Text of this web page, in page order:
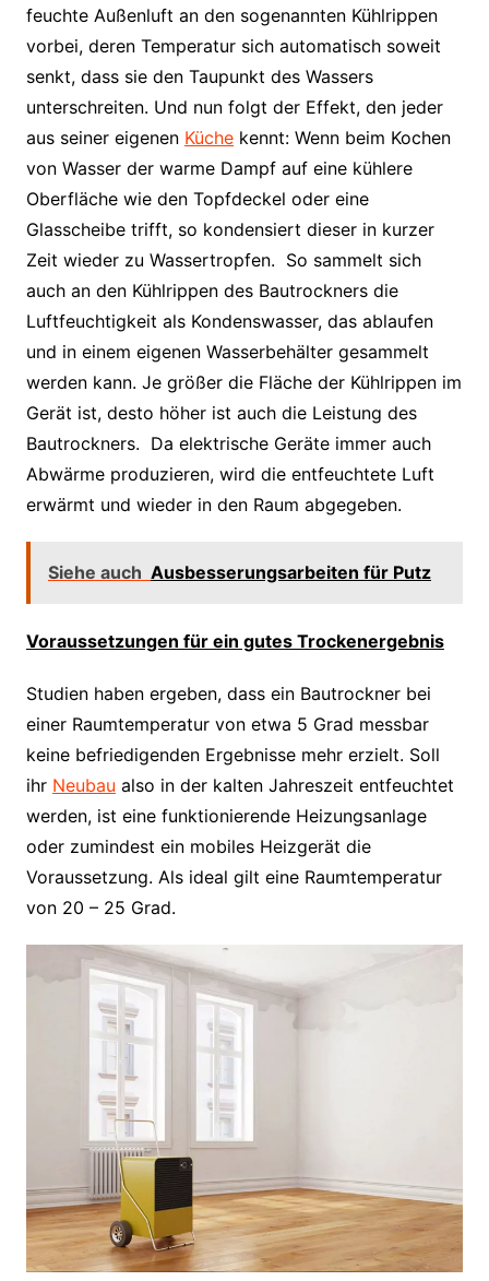
feuchte Außenluft an den sogenannten Kühlrippen
vorbei, deren Temperatur sich automatisch soweit
senkt, dass sie den Taupunkt des Wassers
unterschreiten. Und nun folgt der Effekt, den jeder
aus seiner eigenen Küchekennt: Wenn beim Kochen
von Wasser der warme Dampf auf eine kühlere
Oberfläche wie den Topfdeckel oder eine
Glasscheibe trifft, so kondensiert dieser in kurzer
Zeit wieder zu Wassertropfen. So sammelt sich
auch an den Kühlrippen des Bautrockners die
Luftfeuchtigkeit als Kondenswasser, das ablaufen
und in einem eigenen Wasserbehälter gesammelt
werden kann. Je größer die Fläche der Kühlrippen im
Gerät ist, desto höher ist auch die Leistung des
Bautrockners. Da elektrische Geräte immer auch
Abwärme produzieren, wird die entfeuchtete Luft
erwärmt und wieder in den Raum abgegeben.
Siehe auch Ausbesserungsarbeiten für Putz
Voraussetzungen für ein gutes Trockenergebnis
Studien haben ergeben, dass ein Bautrockner bei
einer Raumtemperatur von etwa 5 Grad messbar
keine befriedigenden Ergebnisse mehr erzielt. Soll
ihr Neubau also in der kalten Jahreszeit entfeuchtet
werden, ist eine funktionierende Heizungsanlage
oder zumindest ein mobiles Heizgerät die
Voraussetzung. Als ideal gilt eine Raumtemperatur
von 20 – 25 Grad.